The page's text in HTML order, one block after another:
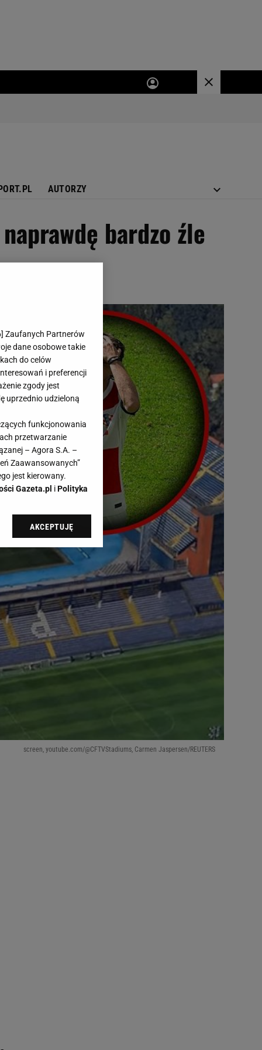
AUTORZY
bardzo źle
screen, youtube.com/@CFTVStadiums, Carmen Jaspersen/REUTERS
] Zaufanych Partnerów
dane osobowe takie
do celów
i preferencji
zgody jest
uprzednio udzieloną
funkcjonowania
przetwarzanie
– Agora S.A. –
Zaawansowanych”
jest kierowany.
Gazeta.pl iPolityka
sp. z o.o., jej
swoje preferencje
danych poprzez
Zmiana ustawień
celów identyfikacji.
reklam i treści,
AKCEPTUJĘ